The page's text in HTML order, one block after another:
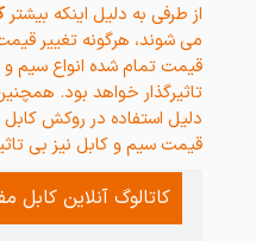
از طرفی به دلیل اینکه بیشتر
می شوند، هرگونه تغییر
قیمت تمام شده انواع سیم و
دلیل استفاده در روکش
قیمت سیم و کابل نیز بی
کاتالوگ آنلاین کابل